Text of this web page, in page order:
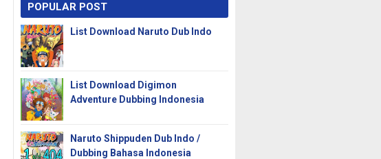
POPULAR POST
List Download Naruto Dub Indo
List Download Digimon
Adventure Dubbing Indonesia
Naruto Shippuden Dub Indo /
Dubbing Bahasa Indonesia